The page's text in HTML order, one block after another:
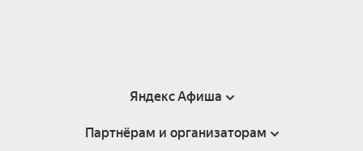
Яндекс Афиша
Справка
Партнёрам и организаторам